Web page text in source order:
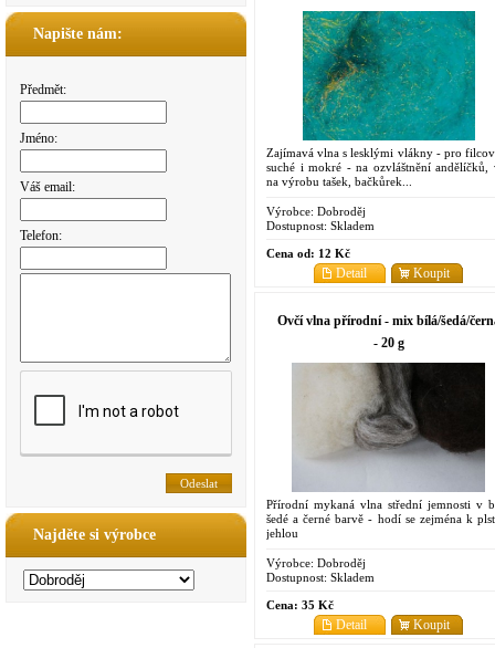
Napište nám:
Předmět:
Jméno:
Váš email:
Telefon:
Najděte si výrobce
Zajímavá vlna s lesklými vlákny - pro
suché i mokré - na ozvláštnění andělíčků,
na výrobu tašek, bačkůrek...
Výrobce: Dobroděj
Dostupnost: Skladem
Cena od: 12 Kč
Koupit
Detail
Ovčí vlna přírodní - mix bílá/šedá/
- 20 g
Přírodní mykaná vlna střední jemnosti v
šedé a černé barvě - hodí se zejména k
jehlou
Výrobce: Dobroděj
Dostupnost: Skladem
Cena: 35 Kč
Koupit
Detail